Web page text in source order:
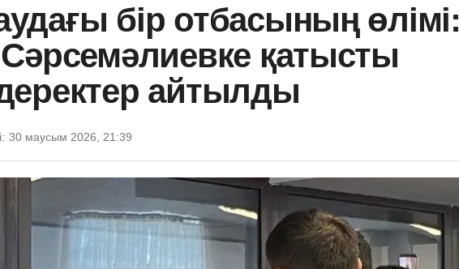
бір отбасының өлімі:
Сәрсемәлиевке қатысты
айтылды
30 маусым 2026, 21:39